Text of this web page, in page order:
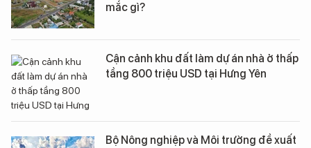
mắc gì?
Cận cảnh khu đất làm dự án nhà ở thấp
tầng 800 triệu USD tại Hưng Yên
Bộ Nông nghiệp và Môi trường đề xuất